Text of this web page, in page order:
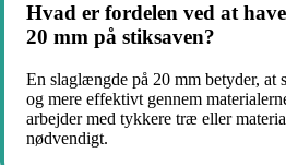
Hvad er fordelen ved at
20 mm på stiksaven?
En slaglængde på 20 mm betyder, at
og mere effektivt gennem
arbejder med tykkere træ eller
nødvendigt.